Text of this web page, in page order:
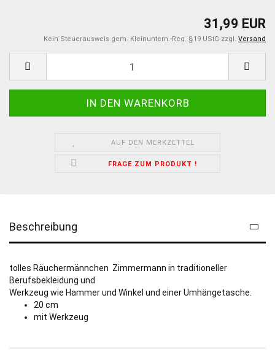
31,99 EUR
Kein Steuerausweis gem. Kleinuntern.-Reg. §19 UStG zzgl. Versand
AUF DEN MERKZETTEL
FRAGE ZUM PRODUKT !
Beschreibung
tolles Räuchermännchen Zimmermann in traditioneller
Berufsbekleidung und
Werkzeug wie Hammer und Winkel und einer Umhängetasche.
20 cm
mit Werkzeug